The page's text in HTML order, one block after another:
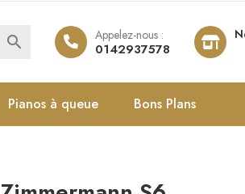
Appelez-nous :
0142937578

Pianos à queue Bons Plans